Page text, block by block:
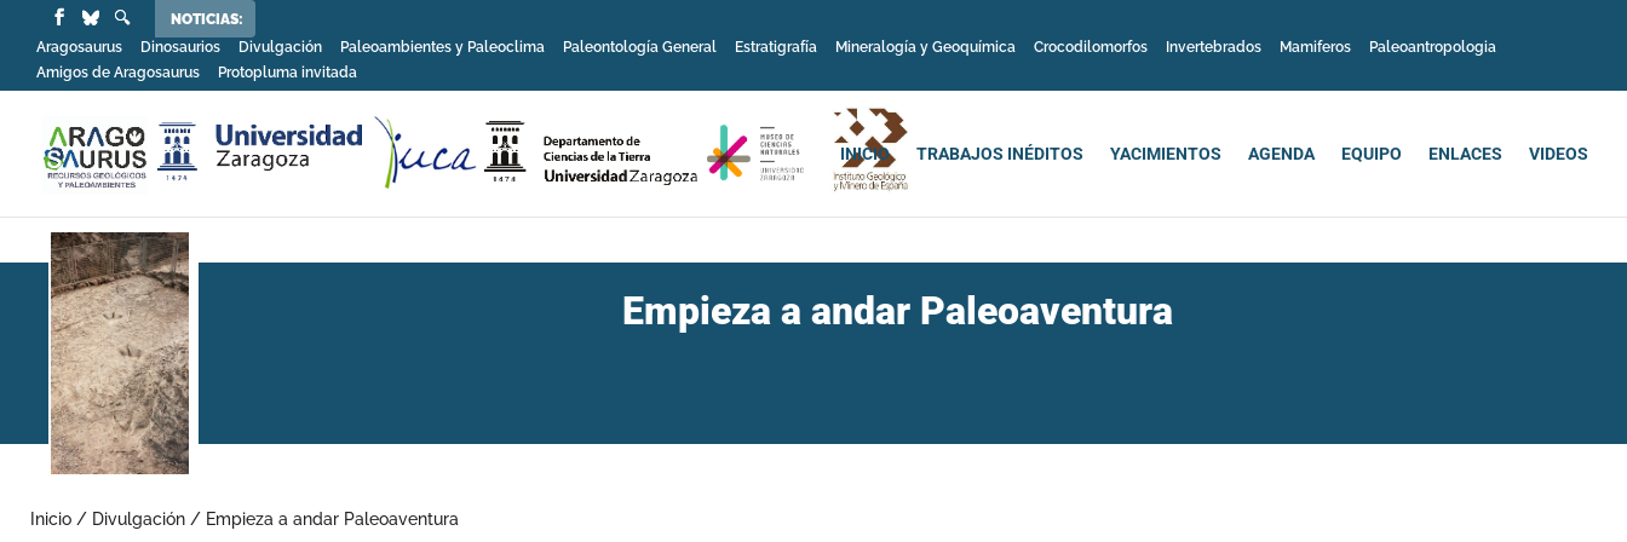
NOTICIAS:
Aragosaurus
Dinosaurios Divulgación Paleoambientes y Paleoclima Paleontología General Estratigrafía Mineralogía y Geoquímica Crocodilomorfos Invertebrados Mamiferos
Paleoantropologia
Amigos de Aragosaurus
Protopluma invitada
INICIO TRABAJOS INÉDITOS YACIMIENTOS AGENDA EQUIPO ENLACES VIDEOS
Empieza a andar Paleoaventura
Inicio / Divulgación / Empieza a andar Paleoaventura